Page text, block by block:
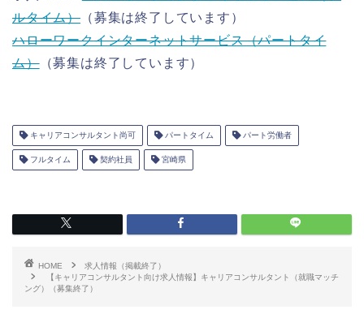
ルタイム） （募集は終了しています）
ハローワークインターネットサービス（パートタイ
ム）（募集は終了しています）
キャリアコンサルタント尚可 パートタイム パート労働者
フルタイム 契約社員 宮崎県
HOME
求人情報（掲載終了）
【キャリアコンサルタント向け求人情報】キャリアコンサルタント（就職マッチ
ング）（募集終了）